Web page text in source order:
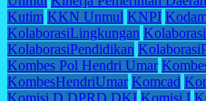
Kutim KKN Unmul KNPI
KolaborasiLingkungan
KolaborasiPendidikan
Kombes Pol Hendri Umar
KombesHendriUmar Komcad
Komisi D DPRD DKI Komisi I